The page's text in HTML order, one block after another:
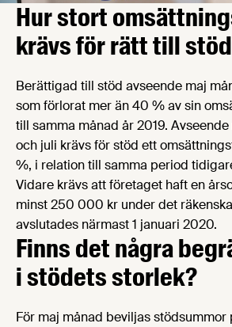
Hur stort
krävs för rätt till
Berättigad till stöd avseende maj
som förlorat mer än 40 % av sin
till samma månad år 2019.
och juli krävs för stöd ett
%, i relation till samma period
Vidare krävs att företaget haft en
minst 250 000 kr under det
avslutades närmast 1 januari 2020.
Finns det några
i stödets storlek?
För maj månad beviljas